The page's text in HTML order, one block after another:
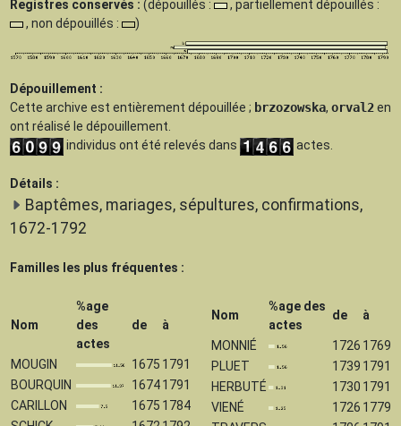
Registres conservés : (dépouillés :
, partiellement dépouillés :
, non dépouillés :
)
Dépouillement :
Cette archive est entièrement dépouillée ; brzozowska, orval2en
ont réalisé le dépouillement.
individus ont été relevés dans
actes.
Détails :
Baptêmes, mariages, sépultures, confirmations,
1672-1792
Familles les plus fréquentes :
Nom
%age
des
actes
de à
MOUGIN 1675 1791
BOURQUIN
1674 1791
CARILLON
1675 1784
Nom
%age des
actes
de à
MONNIÉ 1726 1769
PLUET
1739 1791
HERBUTÉ
1730 1791
VIENÉ
1726 1779